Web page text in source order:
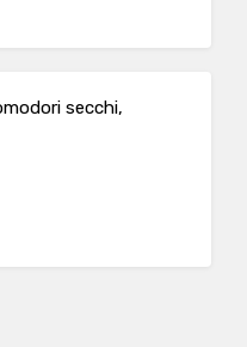
secchi,